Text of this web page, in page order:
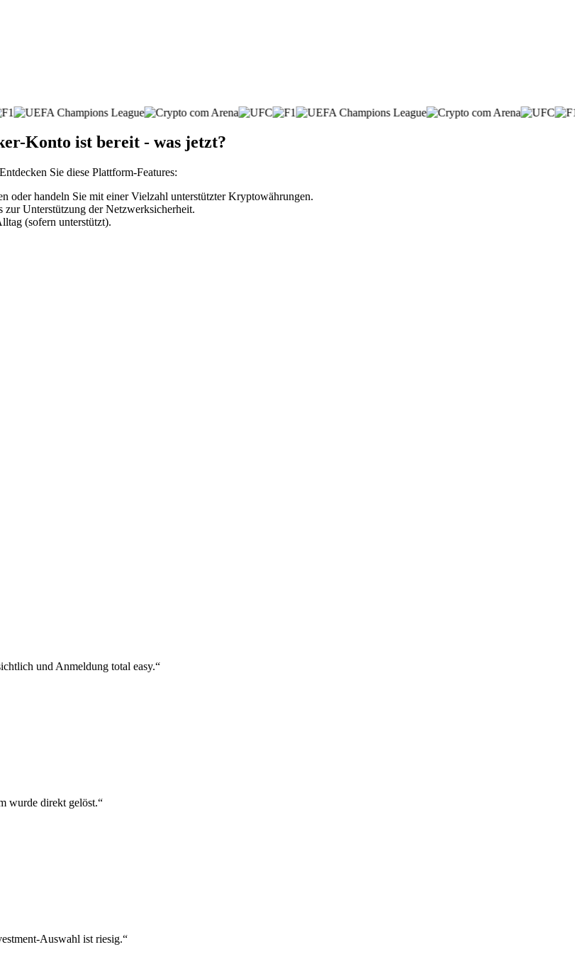
Konto ist bereit - was jetzt?
Sie diese Plattform-Features:
oder handeln Sie mit einer Vielzahl unterstützter Kryptowährungen.
Unterstützung der Netzwerksicherheit.
(sofern unterstützt).
und Anmeldung total easy.“
wurde direkt gelöst.“
Auswahl ist riesig.“